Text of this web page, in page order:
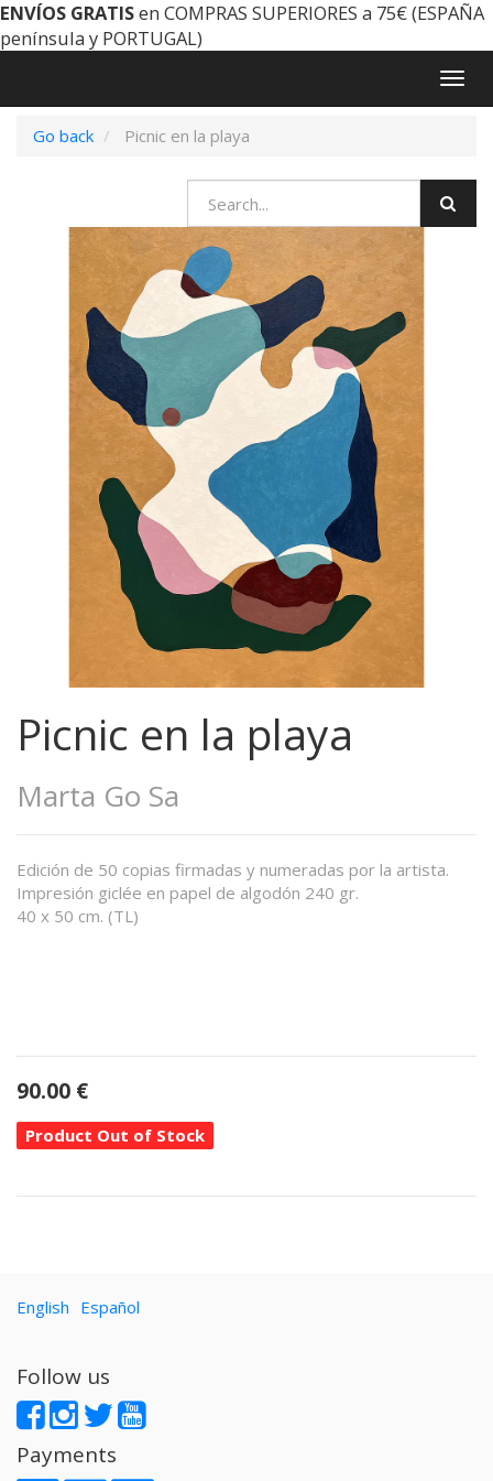
ENVÍOS GRATISen COMPRAS SUPERIORES a 75€ (ESPAÑA
península y PORTUGAL)
Go back
Picnic en la playa
Picnic en la playa
Marta Go Sa
Edición de 50 copias firmadas y numeradas por la artista.
Impresión giclée en papel de algodón 240 gr.
40 x 50 cm. (TL)
90.00 €
Product Out of Stock
English Español
Follow us
Payments